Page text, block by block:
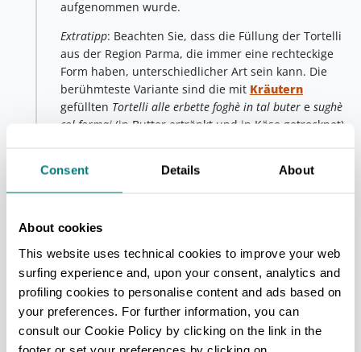
Consent Details About
About cookies
This website uses technical cookies to improve your web
surfing experience and, upon your consent, analytics and
profiling cookies to personalise content and ads based on
your preferences. For further information, you can
consult our Cookie Policy by clicking on the link in the
footer or set your preferences by clicking on
aufgenommen wurde.
Extratipp: Beachten Sie, dass die Füllung der Tortelli
aus der Region Parma, die immer eine rechteckige
Form haben, unterschiedlicher Art sein kann. Die
berühmteste Variante sind die mit Kräutern
gefüllten Tortelli alle erbette foghè in tal buter e sughè
col formaj (in Butter ertränkt und in Käse getrocknet),
mit einer Pilzsauce (ausgezeichnet mit dem
Borgotaro-Pilz g.g.A.
mit einer speziellen Füllung aus Kartoffeln und
Kräutern genießen.
Dritte Etappe - Reggio Emilia
Reggio nell'Emilia
Wenn es Ihr Magen zulässt (wir
wissen jedoch, dass Sie diese Tour sehr ernst